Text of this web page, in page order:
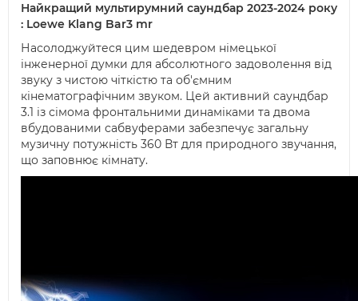
Найкращий мультирумний саундбар 2023-2024 року
: Loewe Klang Bar3 mr
Насолоджуйтеся цим шедевром німецької
інженерної думки для абсолютного задоволення від
звуку з чистою чіткістю та об'ємним
кінематографічним звуком. Цей активний саундбар
3.1 із сімома фронтальними динаміками та двома
вбудованими сабвуферами забезпечує загальну
музичну потужність 360 Вт для природного звучання,
що заповнює кімнату.